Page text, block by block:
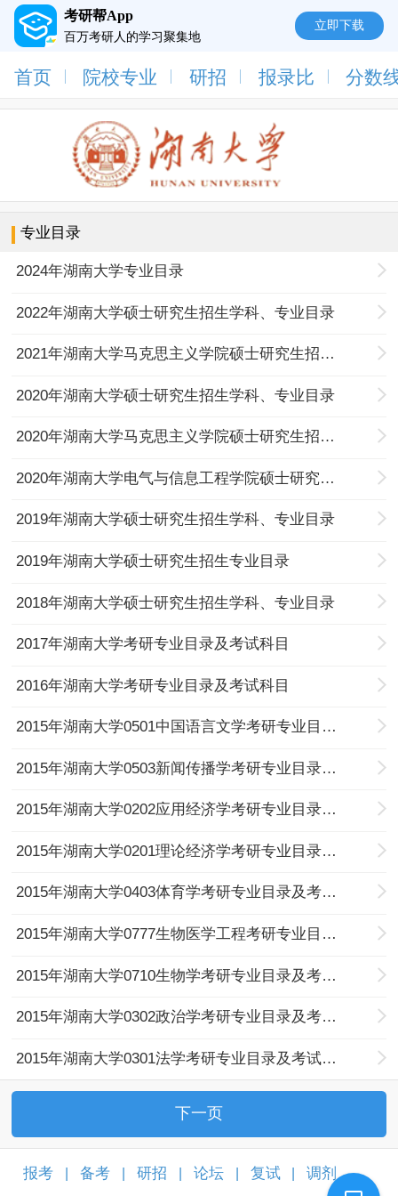
考研帮App
百万考研人的学习聚集地
立即下载
首页 院校专业 研招 报录比 分数
专业目录
2024年湖南大学专业目录
2022年湖南大学硕士研究生招生学科、专业目录
2021年湖南大学马克思主义学院硕士研究生招生专业目录
2020年湖南大学硕士研究生招生学科、专业目录
2020年湖南大学马克思主义学院硕士研究生招生专业目录
2020年湖南大学电气与信息工程学院硕士研究生招生专业目录
2019年湖南大学硕士研究生招生学科、专业目录
2019年湖南大学硕士研究生招生专业目录
2018年湖南大学硕士研究生招生学科、专业目录
2017年湖南大学考研专业目录及考试科目
2016年湖南大学考研专业目录及考试科目
2015年湖南大学0501中国语言文学考研专业目录及考试科目
2015年湖南大学0503新闻传播学考研专业目录及考试科目
2015年湖南大学0202应用经济学考研专业目录及考试科目
2015年湖南大学0201理论经济学考研专业目录及考试科目
2015年湖南大学0403体育学考研专业目录及考试科目
2015年湖南大学0777生物医学工程考研专业目录及考试科目
2015年湖南大学0710生物学考研专业目录及考试科目
2015年湖南大学0302政治学考研专业目录及考试科目
2015年湖南大学0301法学考研专业目录及考试科目
下一页
报考 备考 研招 论坛 复试 调剂